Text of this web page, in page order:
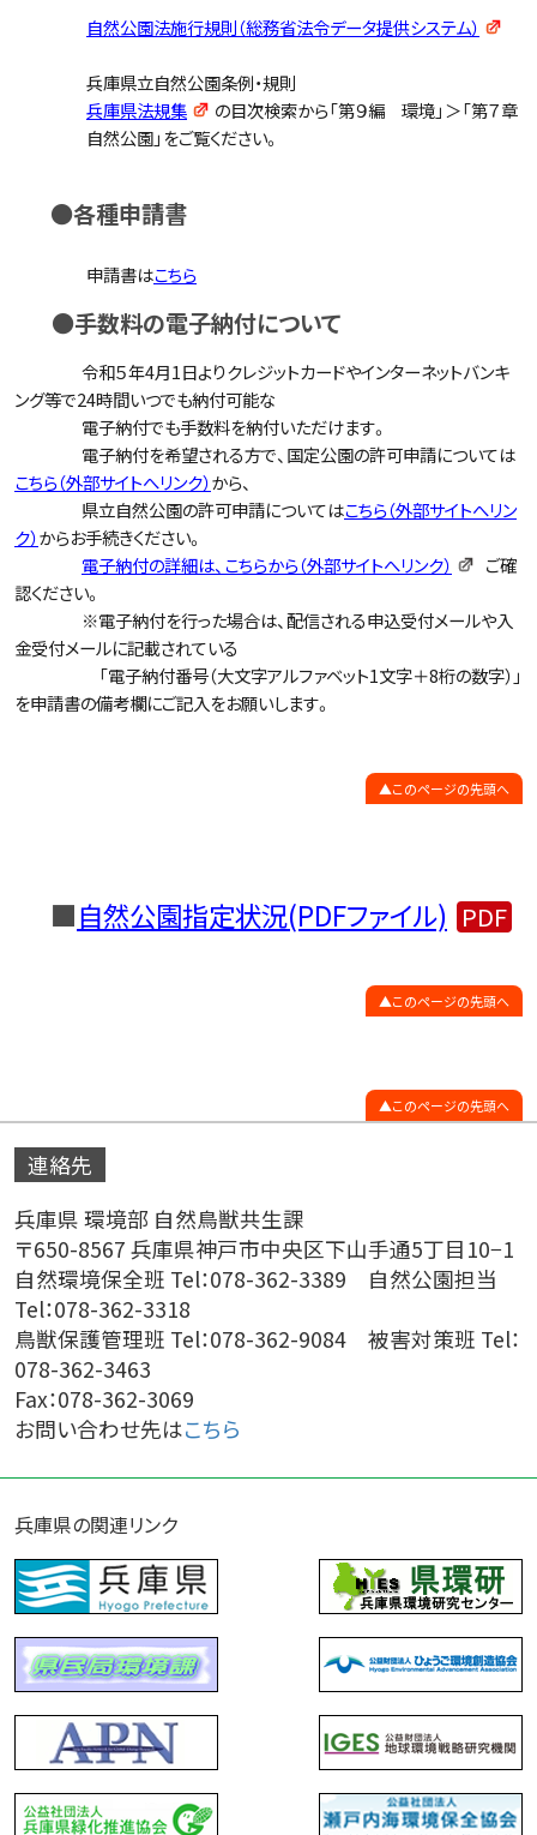
自然公園法施行規則（総務省法令データ提供システム）
兵庫県立自然公園条例・規則
兵庫県法規集
の目次検索から「第９編 環境」＞「第７章
自然公園」をご覧ください。
●各種申請書
申請書はこちら
●手数料の電子納付について
令和５年4月1日よりクレジットカードやインターネットバンキ
ング等で24時間いつでも納付可能な
電子納付でも手数料を納付いただけます。
電子納付を希望される方で、国定公園の許可申請については
こちら（外部サイトへリンク）から、
県立自然公園の許可申請についてはこちら（外部サイトへリン
ク）からお手続きください。
電子納付の詳細は、こちらから（外部サイトへリンク）
ご確
認ください。
※電子納付を行った場合は、配信される申込受付メールや入
金受付メールに記載されている
「電子納付番号（大文字アルファベット1文字＋8桁の数字）」
を申請書の備考欄にご記入をお願いします。
このページの先頭へ
■自然公園指定状況(PDFファイル)
このページの先頭へ
このページの先頭へ
連絡先
兵庫県 環境部 自然鳥獣共生課
〒650-8567 兵庫県神戸市中央区下山手通5丁目10−1
自然環境保全班 Tel：078-362-3389 自然公園担当
Tel：078-362-3318
鳥獣保護管理班 Tel：078-362-9084 被害対策班 Tel：
078-362-3463
Fax：078-362-3069
お問い合わせ先はこちら
兵庫県の関連リンク